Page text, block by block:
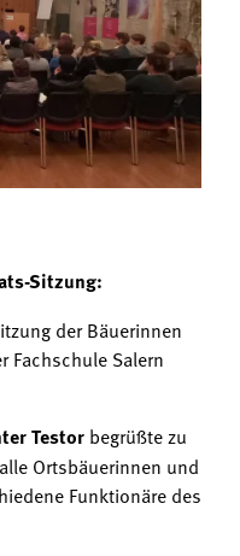
Sitzung:
der Bäuerinnen
Fachschule Salern
Testor begrüßte zu
Ortsbäuerinnen und
Funktionäre des